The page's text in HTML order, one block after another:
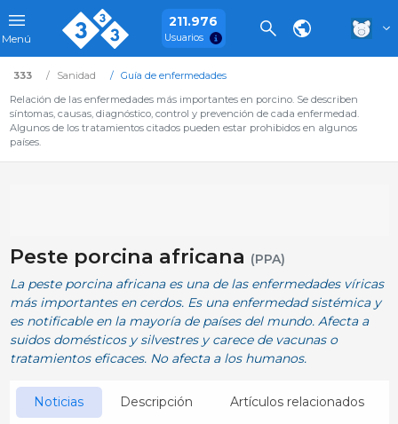
Menú
211.976
Usuarios
333 Sanidad
Guía de enfermedades
Relación de las enfermedades más importantes en porcino. Se describen
síntomas, causas, diagnóstico, control y prevención de cada enfermedad.
Algunos de los tratamientos citados pueden estar prohibidos en algunos
países.
Peste porcina africana (PPA)
La peste porcina africana es una de las enfermedades víricas
más importantes en cerdos. Es una enfermedad sistémica y
es notificable en la mayoría de países del mundo. Afecta a
suidos domésticos y silvestres y carece de vacunas o
tratamientos eficaces. No afecta a los humanos.
Noticias Descripción
Artículos relacionados